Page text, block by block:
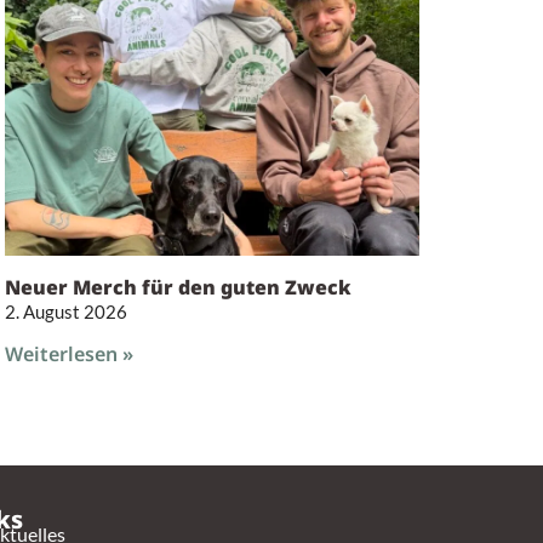
Neuer Merch für den guten Zweck
2. August 2026
Weiterlesen »